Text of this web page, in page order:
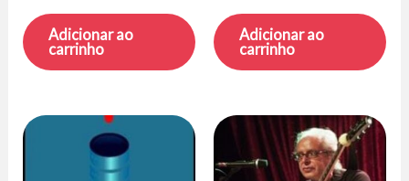
Adicionar ao
carrinho
Adicionar ao
carrinho